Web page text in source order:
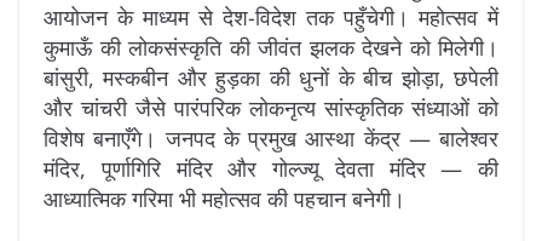
आयोजन के माध्यम से देश-विदेश तक पहुँचेगी। महोत्सव में
कुमाऊँ की लोकसंस्कृति की जीवंत झलक देखने को मिलेगी।
बांसुरी, मस्कबीन और हुड़का की धुनों के बीच झोड़ा, छपेली
और चांचरी जैसे पारंपरिक लोकनृत्य सांस्कृतिक संध्याओं को
विशेष बनाएँगे। जनपद के प्रमुख आस्था केंद्र — बालेश्वर
मंदिर, पूर्णागिरि मंदिर और गोल्ज्यू देवता मंदिर — की
आध्यात्मिक गरिमा भी महोत्सव की पहचान बनेगी।